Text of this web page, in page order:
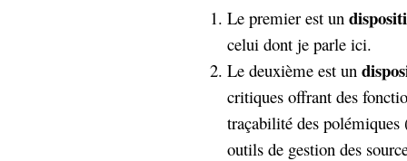
Le premier est un
celui dont je parle ici.
Le deuxième est un
critiques offrant des
traçabilité des polémiques
outils de gestion des